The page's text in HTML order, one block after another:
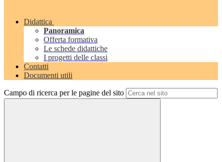
Didattica
Panoramica
Offerta formativa
Le schede didattiche
I progetti delle classi
Contatti
Documenti utili
Campo di ricerca per le pagine del sito